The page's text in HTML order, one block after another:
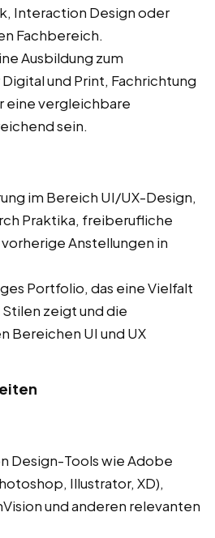
Interaction Design oder
Fachbereich.
Ausbildung zum
und Print, Fachrichtung
eine vergleichbare
sein.
im Bereich UI/UX-Design,
Praktika, freiberufliche
Anstellungen in
Portfolio, das eine Vielfalt
zeigt und die
Bereichen UI und UX
Design-Tools wie Adobe
Illustrator, XD),
und anderen relevanten